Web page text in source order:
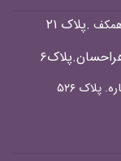
.پلاک ۲۱
۵۲۶